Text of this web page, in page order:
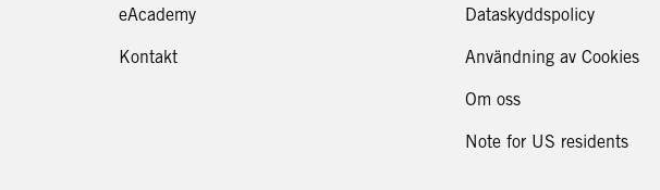
eAcademy
Kontakt
Dataskyddspolicy
Användning av Cookies
Om oss
Note for US residents